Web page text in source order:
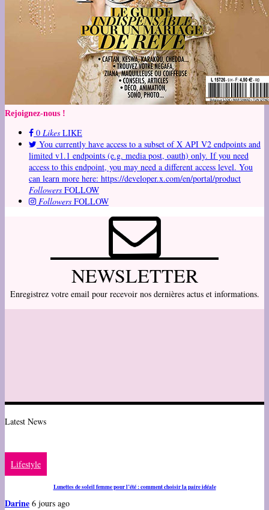
Rejoignez-nous !
0 Likes LIKE
You currently have access to a subset of X API V2 endpoints and
limited v1.1 endpoints (e.g. media post, oauth) only. If you need
access to this endpoint, you may need a different access level. You
can learn more here: https://developer.x.com/en/portal/product
Followers FOLLOW
Followers FOLLOW
NEWSLETTER
Enregistrez votre email pour recevoir nos dernières actus et informations.
Latest News
Lifestyle
Lunettes de soleil femme pour l’été : comment choisir la paire idéale
Darine 6 jours ago